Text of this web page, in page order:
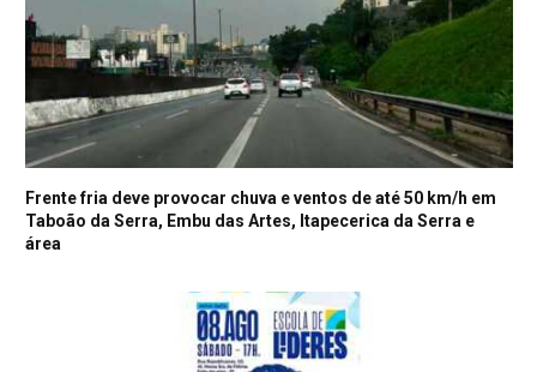
Frente fria deve provocar chuva e ventos de até 50 km/h em
Taboão da Serra, Embu das Artes, Itapecerica da Serra e
área